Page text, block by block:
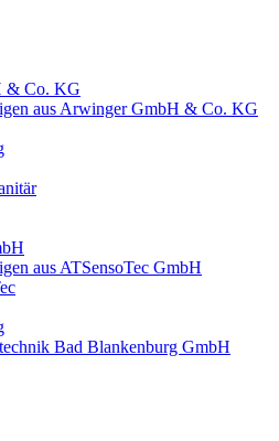
& Co. KG
aus Arwinger GmbH & Co. KG
aus ATSensoTec GmbH
Bad Blankenburg GmbH